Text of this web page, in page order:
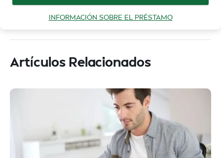
INFORMACIÓN SOBRE EL PRÉSTAMO
Artículos Relacionados